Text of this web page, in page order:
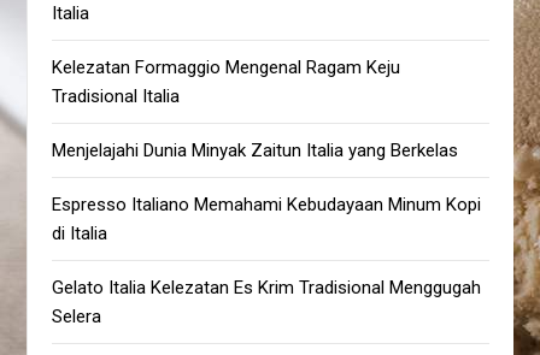
Italia
Kelezatan Formaggio Mengenal Ragam Keju
Tradisional Italia
Menjelajahi Dunia Minyak Zaitun Italia yang Berkelas
Espresso Italiano Memahami Kebudayaan Minum Kopi
di Italia
Gelato Italia Kelezatan Es Krim Tradisional Menggugah
Selera